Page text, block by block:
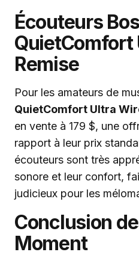
Écouteurs
QuietComfort
Remise
Pour les amateurs de
QuietComfort Ultra
en vente à 179 $, une
rapport à leur prix
écouteurs sont très
sonore et leur confort,
judicieux pour les
Conclusion
Moment